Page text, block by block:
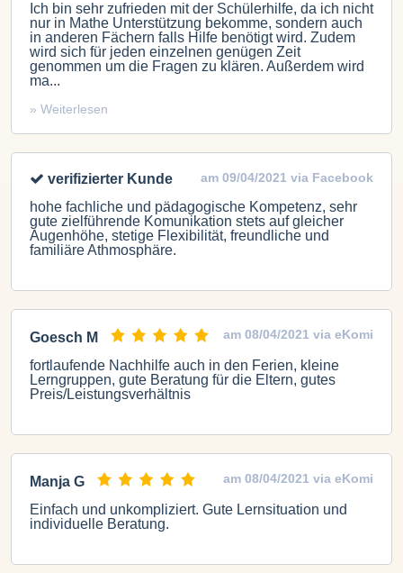
Ich bin sehr zufrieden mit der Schülerhilfe, da ich nicht
nur in Mathe Unterstützung bekomme, sondern auch
in anderen Fächern falls Hilfe benötigt wird. Zudem
wird sich für jeden einzelnen genügen Zeit
genommen um die Fragen zu klären. Außerdem wird
ma...
» Weiterlesen
verifizierter Kunde am 09/04/2021 via Facebook
hohe fachliche und pädagogische Kompetenz, sehr
gute zielführende Komunikation stets auf gleicher
Augenhöhe, stetige Flexibilität, freundliche und
familiäre Athmosphäre.
Goesch M am 08/04/2021 via eKomi
fortlaufende Nachhilfe auch in den Ferien, kleine
Lerngruppen, gute Beratung für die Eltern, gutes
Preis/Leistungsverhältnis
Manja G am 08/04/2021 via eKomi
Einfach und unkompliziert. Gute Lernsituation und
individuelle Beratung.